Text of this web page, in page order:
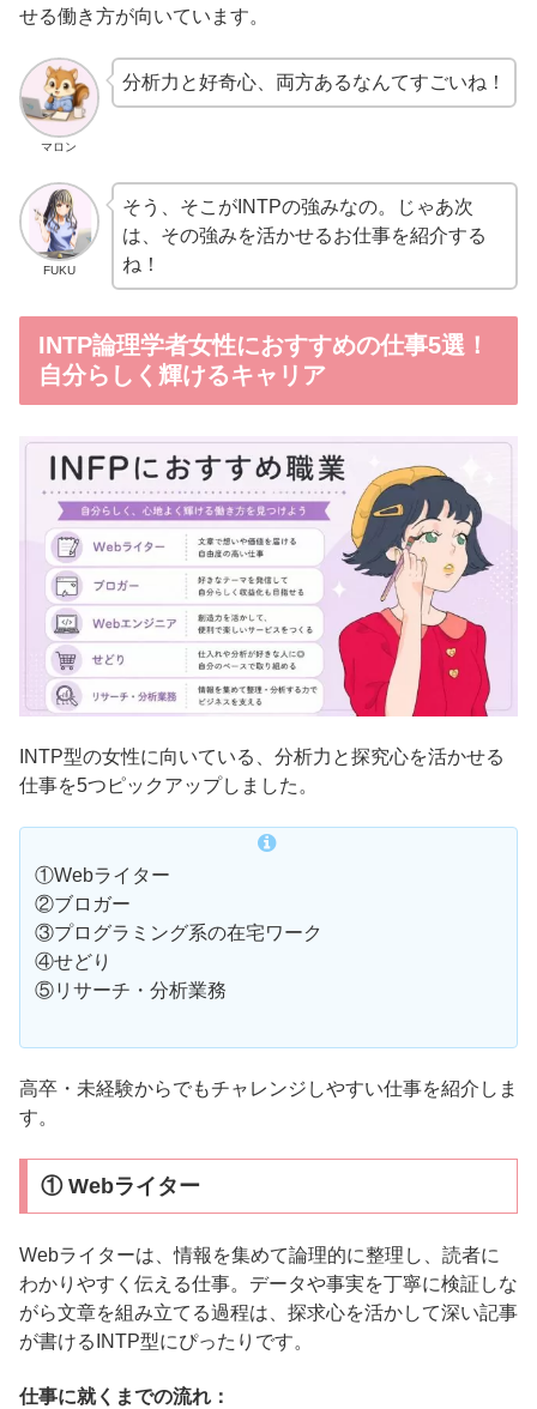
せる働き方が向いています。
マロン
分析力と好奇心、両方あるなんてすごいね！
FUKU
そう、そこがINTPの強みなの。じゃあ次
は、その強みを活かせるお仕事を紹介する
ね！
INTP論理学者女性におすすめの仕事5選！
自分らしく輝けるキャリア
INTP型の女性に向いている、分析力と探究心を活かせる
仕事を5つピックアップしました。
①Webライター
②ブロガー
③プログラミング系の在宅ワーク
④せどり
⑤リサーチ・分析業務
高卒・未経験からでもチャレンジしやすい仕事を紹介しま
す。
① Webライター
Webライターは、情報を集めて論理的に整理し、読者に
わかりやすく伝える仕事。データや事実を丁寧に検証しな
がら文章を組み立てる過程は、探求心を活かして深い記事
が書けるINTP型にぴったりです。
仕事に就くまでの流れ：